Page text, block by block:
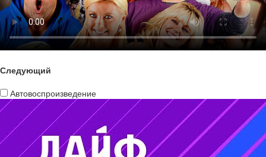
Следующий
Автовоспроизведение